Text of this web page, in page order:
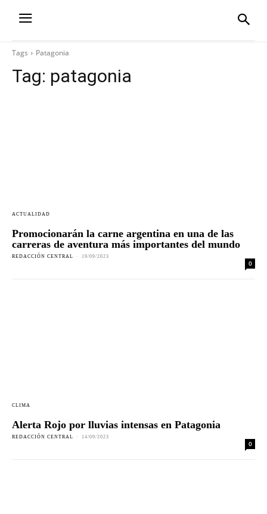
Tags Patagonia
Tag: patagonia
ACTUALIDAD
Promocionarán la carne argentina en una de las
carreras de aventura más importantes del mundo
REDACCIÓN CENTRAL - 19/09/2023
0
CLIMA
Alerta Rojo por lluvias intensas en Patagonia
REDACCIÓN CENTRAL - 14/09/2023
0